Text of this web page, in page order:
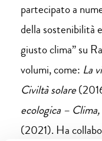
partecipato a
della sostenibilità
giusto clima” su
volumi, come: La
Civiltà solare
ecologica –
(2021). Ha